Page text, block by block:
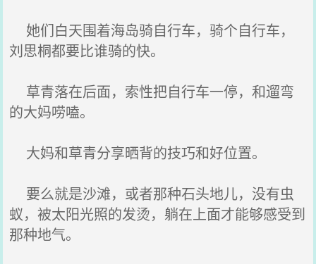
她们白天围着海岛骑自行车，骑个自行车，
刘思桐都要比谁骑的快。
草青落在后面，索性把自行车一停，和遛弯
的大妈唠嗑。
大妈和草青分享晒背的技巧和好位置。
要么就是沙滩，或者那种石头地儿，没有虫
蚁，被太阳光照的发烫，躺在上面才能够感受到
那种地气。